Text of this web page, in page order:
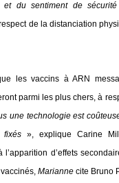
du sentiment de sécurité
de la distanciation
les vaccins à ARN
parmi les plus chers, à
une technologie est
fixés », explique Carine
d’effets
Mariannecite Bruno